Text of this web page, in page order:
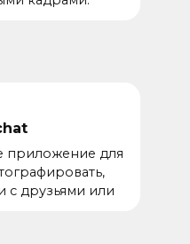
приложение для
с друзьями или